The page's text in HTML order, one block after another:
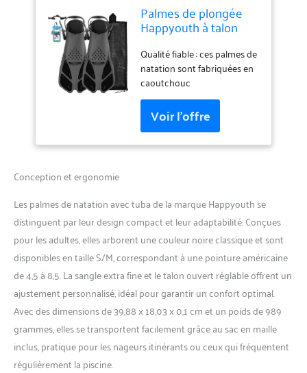
Palmes de plongée
Happyouth à talon
ouvert réglables -
Taille de voyage -
Avec sac en maille -
Pour la plongée avec
tuba, la plongée et la
natation - Pour
adultes, hommes,
femmes, enfants
Qualité fiable : ces palmes de
natation sont fabriquées en
caoutchouc
thermoplastique élastique
de haute qualité (TPR) et
polypropylène (PP), léger,
offrant un environnement
sentir libre sous l'eau, afin
que vous puissiez profiter
pleinement de vos aventures
Facile à enfiler et à enlever :
talon ouvert et sangles
réglables, boucle à
dégagement rapide, grandes
boucles de pouce, vous
donnant un ajustement
facile en une seule fois et
vous permettant de mettre
et de retirer facilement les
Conception et ergonomie
Les palmes de natation avec tuba de la marque Happyouth se
distinguent par leur design compact et leur adaptabilité. Conçues
pour les adultes, elles arborent une couleur noire classique et sont
disponibles en taille S/M, correspondant à une pointure américaine
de 4,5 à 8,5. La sangle extra fine et le talon ouvert réglable offrent un
ajustement personnalisé, idéal pour garantir un confort optimal.
Avec des dimensions de 39,88 x 18,03 x 0,1 cm et un poids de 989
grammes, elles se transportent facilement grâce au sac en maille
inclus, pratique pour les nageurs itinérants ou ceux qui fréquentent
régulièrement la piscine.